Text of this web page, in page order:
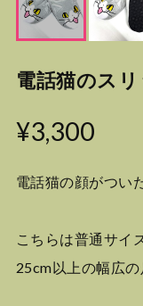
電話猫のス
¥3,300
電話猫の顔がつい
こちらは普通サイ
25cm以上の幅広の